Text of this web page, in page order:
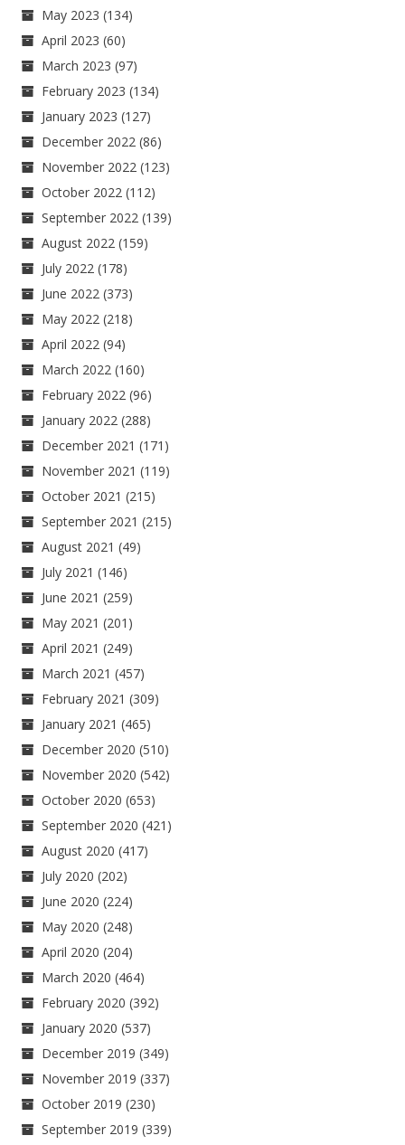
May 2023 (134)
April 2023 (60)
March 2023 (97)
February 2023 (134)
January 2023 (127)
December 2022 (86)
November 2022 (123)
October 2022 (112)
September 2022 (139)
August 2022 (159)
July 2022 (178)
June 2022 (373)
May 2022 (218)
April 2022 (94)
March 2022 (160)
February 2022 (96)
January 2022 (288)
December 2021 (171)
November 2021 (119)
October 2021 (215)
September 2021 (215)
August 2021 (49)
July 2021 (146)
June 2021 (259)
May 2021 (201)
April 2021 (249)
March 2021 (457)
February 2021 (309)
January 2021 (465)
December 2020 (510)
November 2020 (542)
October 2020 (653)
September 2020 (421)
August 2020 (417)
July 2020 (202)
June 2020 (224)
May 2020 (248)
April 2020 (204)
March 2020 (464)
February 2020 (392)
January 2020 (537)
December 2019 (349)
November 2019 (337)
October 2019 (230)
September 2019 (339)